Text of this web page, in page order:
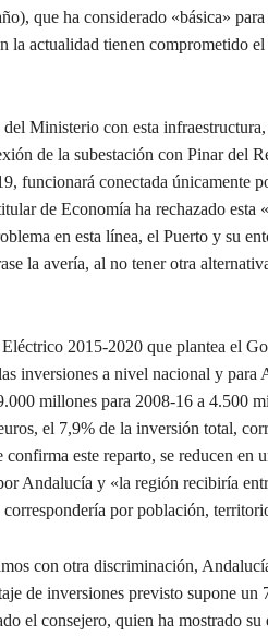
que ha considerado «básica»
la actualidad tienen comprometido
Ministerio con esta
de la subestación con Pinar del
funcionará conectada únicamente
de Economía ha rechazado esta
en esta línea, el Puerto y su
la avería, al no tener otra
2015-2020 que plantea el
inversiones a nivel nacional y para
millones para 2008-16 a 4.500
el 7,9% de la inversión total,
este reparto, se reducen en
Andalucía y «la región recibiría
por población,
con otra discriminación,
de inversiones previsto supone un
el consejero, quien ha mostrado su